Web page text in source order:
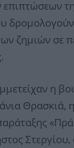
ζημιών σε
η
Θρασκιά,